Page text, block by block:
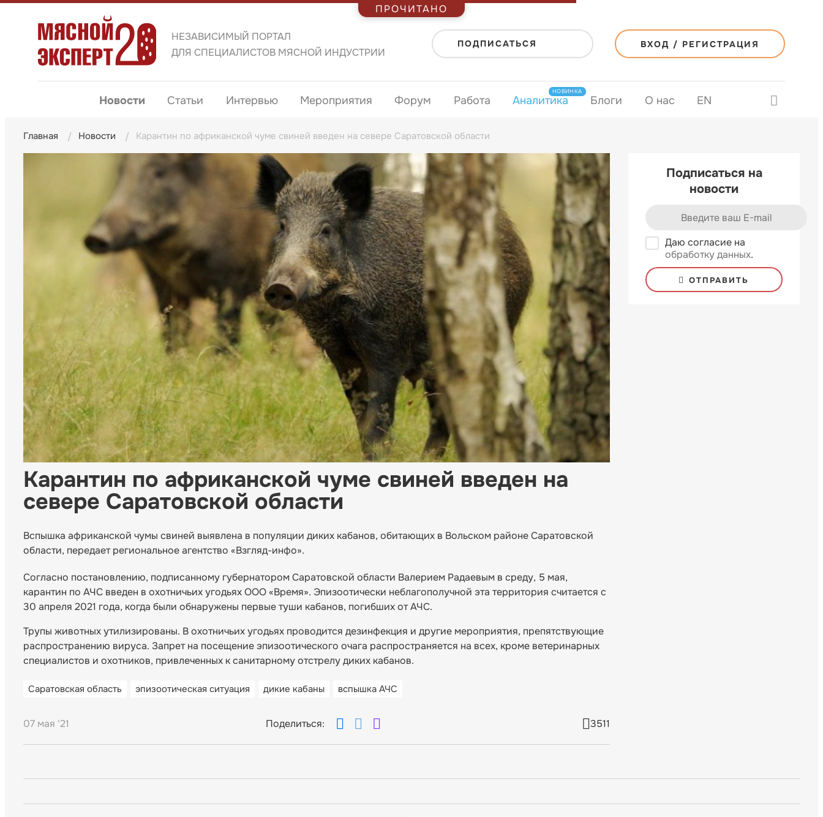
НЕЗАВИСИМЫЙ ПОРТАЛ
ДЛЯ СПЕЦИАЛИСТОВ МЯСНОЙ ИНДУСТРИИ
ПОДПИСАТЬСЯ ВХОД / РЕГИСТРАЦИЯ
Новости Статьи Интервью Мероприятия Форум Работа Аналитика
НОВИНКА
Блоги О нас EN
Главная Новости Карантин по африканской чуме свиней введен на севере Саратовской области
Карантин по африканской чуме свиней введен на
севере Саратовской области
Вспышка африканской чумы свиней выявлена в популяции диких кабанов, обитающих в Вольском районе Саратовской
области, передает региональное агентство «Взгляд-инфо».
Согласно постановлению, подписанному губернатором Саратовской области Валерием Радаевым в среду, 5 мая,
карантин по АЧС введен в охотничьих угодьях ООО «Время». Эпизоотически неблагополучной эта территория считается с
30 апреля 2021 года, когда были обнаружены первые туши кабанов, погибших от АЧС.
Трупы животных утилизированы. В охотничьих угодьях проводится дезинфекция и другие мероприятия, препятствующие
распространению вируса. Запрет на посещение эпизоотического очага распространяется на всех, кроме ветеринарных
специалистов и охотников, привлеченных к санитарному отстрелу диких кабанов.
Саратовская область эпизоотическая ситуация дикие кабаны вспышка АЧС
07 мая '21 Поделиться: 3511
Подписаться на
новости
Даю согласие на
обработку данных.
ОТПРАВИТЬ
ПРОЧИТАНО